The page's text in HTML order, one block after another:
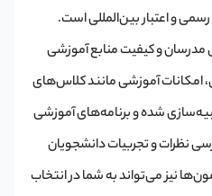
و اعتبار بین‌المللی است.
و کیفیت منابع آموزشی
امکانات آموزشی مانند کلاس‌های
شده و برنامه‌های آموزشی
نظرات و تجربیات دانشجویان
نیز می‌تواند به شما در انتخاب